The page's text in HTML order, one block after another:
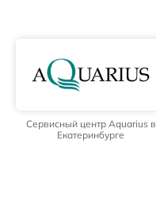
Сервисный центр Aquarius в
Екатеринбурге